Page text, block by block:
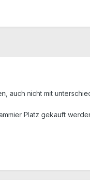
auch nicht mit
Platz gekauft